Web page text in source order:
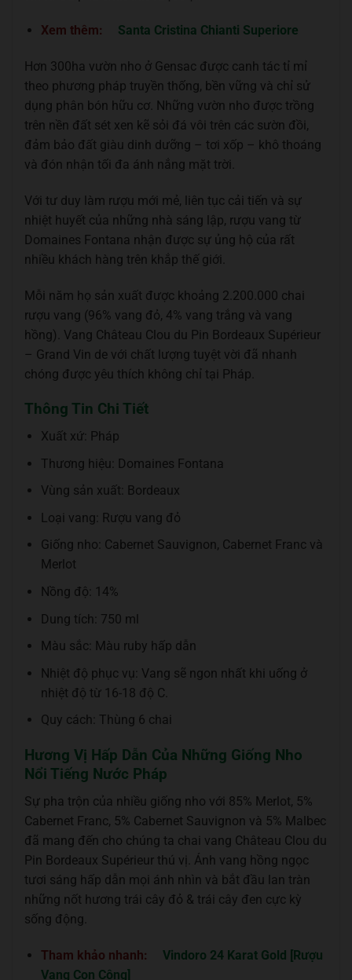
Xem thêm: Santa Cristina Chianti Superiore
Hơn 300ha vườn nho ở Gensac được canh tác tỉ mỉ
theo phương pháp truyền thống, bền vững và chỉ sử
dụng phân bón hữu cơ. Những vườn nho được trồng
trên nền đất sét xen kẽ sỏi đá vôi trên các sườn đồi,
đảm bảo đất giàu dinh dưỡng – tơi xốp – khô thoáng
và đón nhận tối đa ánh nắng mặt trời.
Với tư duy làm rượu mới mẻ, liên tục cải tiến và sự
nhiệt huyết của những nhà sáng lập, rượu vang từ
Domaines Fontana nhận được sự ủng hộ của rất
nhiều khách hàng trên khắp thế giới.
Mỗi năm họ sản xuất được khoảng 2.200.000 chai
rượu vang (96% vang đỏ, 4% vang trắng và vang
hồng). Vang Château Clou du Pin Bordeaux Supérieur
– Grand Vin de với chất lượng tuyệt vời đã nhanh
chóng được yêu thích không chỉ tại Pháp.
Thông Tin Chi Tiết
Xuất xứ: Pháp
Thương hiệu: Domaines Fontana
Vùng sản xuất: Bordeaux
Loại vang: Rượu vang đỏ
Giống nho: Cabernet Sauvignon, Cabernet Franc và
Merlot
Nồng độ: 14%
Dung tích: 750 ml
Màu sắc: Màu ruby hấp dẫn
Nhiệt độ phục vụ: Vang sẽ ngon nhất khi uống ở
nhiệt độ từ 16-18 độ C.
Quy cách: Thùng 6 chai
Hương Vị Hấp Dẫn Của Những Giống Nho
Nổi Tiếng Nước Pháp
Sự pha trộn của nhiều giống nho với 85% Merlot, 5%
Cabernet Franc, 5% Cabernet Sauvignon và 5% Malbec
đã mang đến cho chúng ta chai vang Château Clou du
Pin Bordeaux Supérieur thú vị. Ánh vang hồng ngọc
tươi sáng hấp dẫn mọi ánh nhìn và bắt đầu lan tràn
những nốt hương trái cây đỏ & trái cây đen cực kỳ
sống động.
Tham khảo nhanh:
Vindoro 24 Karat Gold [Rượu
Vang Con Công]